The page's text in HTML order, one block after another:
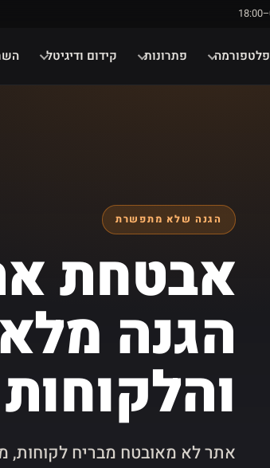
פלטפורמה פתרונות קידום ודיגיטל
הגנה שלא מתפשרת
אבטחת
הגנה
אתר לא מאובטח מבריח לקוחות,